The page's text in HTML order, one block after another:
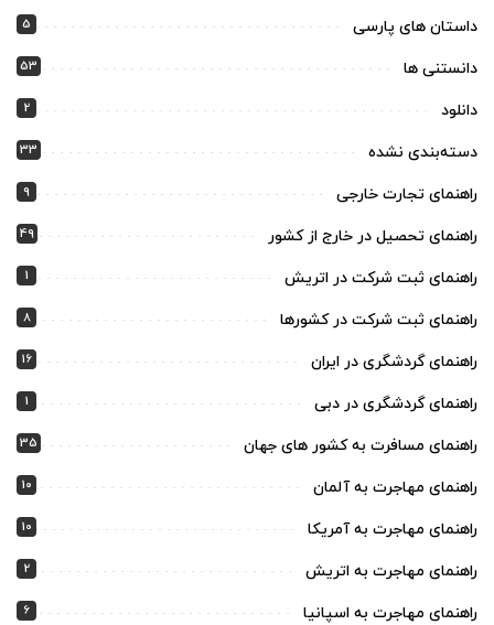
داستان های پارسی 5
دانستنی ها 53
دانلود 2
دسته‌بندی نشده 33
راهنمای تجارت خارجی 9
راهنمای تحصیل در خارج از کشور 49
راهنمای ثبت شرکت در اتریش 1
راهنمای ثبت شرکت در کشورها 8
راهنمای گردشگری در ایران 16
راهنمای گردشگری در دبی 1
راهنمای مسافرت به کشور های جهان 35
راهنمای مهاجرت به آلمان 10
راهنمای مهاجرت به آمریکا 10
راهنمای مهاجرت به اتریش 2
راهنمای مهاجرت به اسپانیا 6